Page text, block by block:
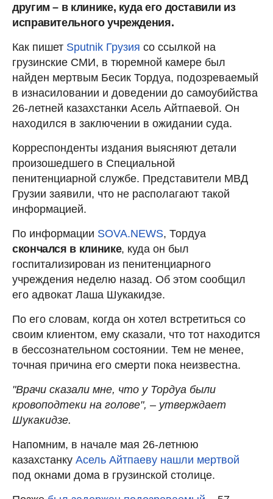
другим – в клинике, куда его доставили из
исправительного учреждения.
Как пишет Sputnik Грузия со ссылкой на
грузинские СМИ, в тюремной камере был
найден мертвым Бесик Тордуа, подозреваемый
в изнасиловании и доведении до самоубийства
26-летней казахстанки Асель Айтпаевой. Он
находился в заключении в ожидании суда.
Корреспонденты издания выясняют детали
произошедшего в Специальной
пенитенциарной службе. Представители МВД
Грузии заявили, что не располагают такой
информацией.
По информации SOVA.NEWS, Тордуа
скончался в клинике, куда он был
госпитализирован из пенитенциарного
учреждения неделю назад. Об этом сообщил
его адвокат Лаша Шукакидзе.
По его словам, когда он хотел встретиться со
своим клиентом, ему сказали, что тот находится
в бессознательном состоянии. Тем не менее,
точная причина его смерти пока неизвестна.
"Врачи сказали мне, что у Тордуа были
кровоподтеки на голове", – утверждает
Шукакидзе.
Напомним, в начале мая 26-летнюю
казахстанку Асель Айтпаеву нашли мертвой
под окнами дома в грузинской столице.